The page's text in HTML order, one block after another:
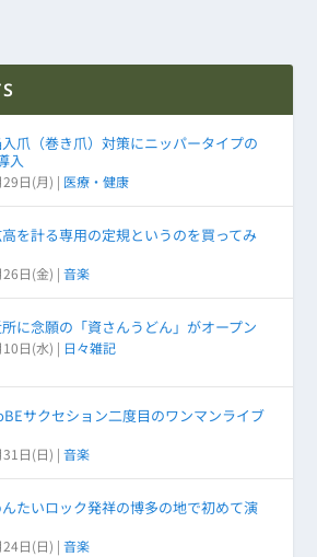
爪（巻き爪）対策にニッパータイプの
入
日(月) | 医療・健康
を計る専用の定規というのを買ってみ
日(金) |音楽
に念願の「資さんうどん」がオープン
日(水) | 日々雑記
サクセション二度目のワンマンライブ
日(日) |音楽
たいロック発祥の博多の地で初めて演
日(日) |音楽